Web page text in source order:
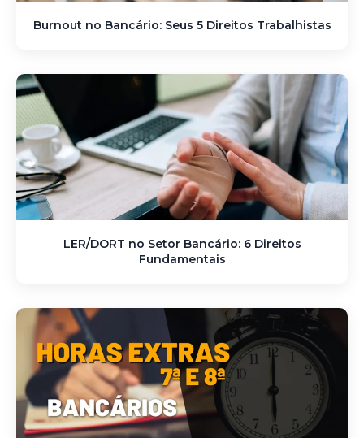
Burnout no Bancário: Seus 5 Direitos Trabalhistas
LER/DORT no Setor Bancário: 6 Direitos
Fundamentais